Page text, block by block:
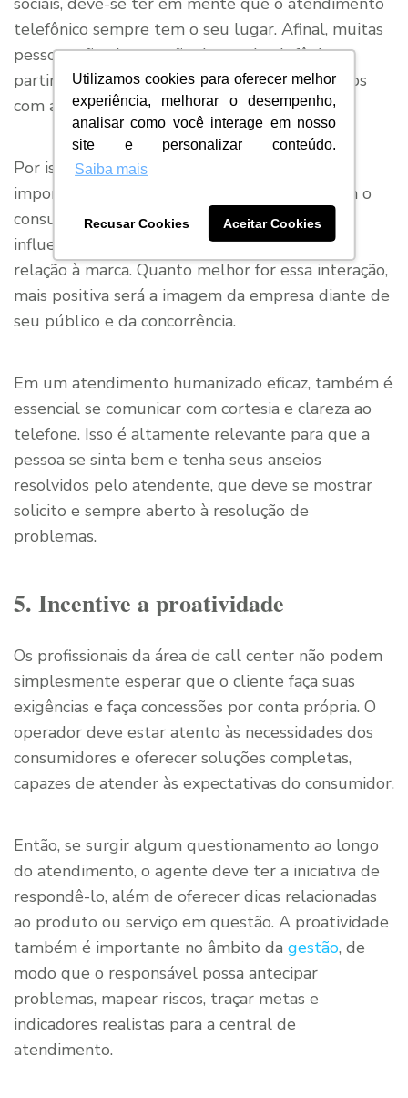
Utilizamos cookies para oferecer melhor
experiência, melhorar o desempenho,
analisar como você interage em nosso
site e personalizar conteúdo.
Saiba mais
Recusar Cookies Aceitar Cookies
telefônico sempre tem o seu lugar. Afinal, muitas
pessoas não abrem mão do canal telefônico, a
partir do qual muitos se sentem mais próximos
com a empresa.
Por isso, o atendimento telefônico é uma
importante estratégia no
com o
consumidor. A maneira como ele é tratado
influencia diretamente na sua percepção em
relação à marca. Quanto melhor for essa interação,
mais positiva será a imagem da empresa diante de
seu público e da concorrência.
Em um atendimento humanizado eficaz, também é
essencial se comunicar com cortesia e clareza ao
telefone. Isso é altamente relevante para que a
pessoa se sinta bem e tenha seus anseios
resolvidos pelo atendente, que deve se mostrar
solicito e sempre aberto à resolução de
problemas.
5. Incentive a proatividade
Os profissionais da área de call center não podem
simplesmente esperar que o cliente faça suas
exigências e faça concessões por conta própria. O
operador deve estar atento às necessidades dos
consumidores e oferecer soluções completas,
capazes de atender às expectativas do consumidor.
Então, se surgir algum questionamento ao longo
do atendimento, o agente deve ter a iniciativa de
respondê-lo, além de oferecer dicas relacionadas
ao produto ou serviço em questão. A proatividade
também é importante no âmbito da gestão, de
modo que o responsável possa antecipar
problemas, mapear riscos, traçar metas e
indicadores realistas para a central de
atendimento.